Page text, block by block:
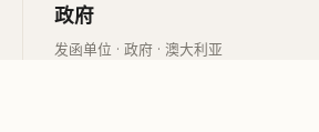
政府
发函单位 · 政府 · 澳大利亚